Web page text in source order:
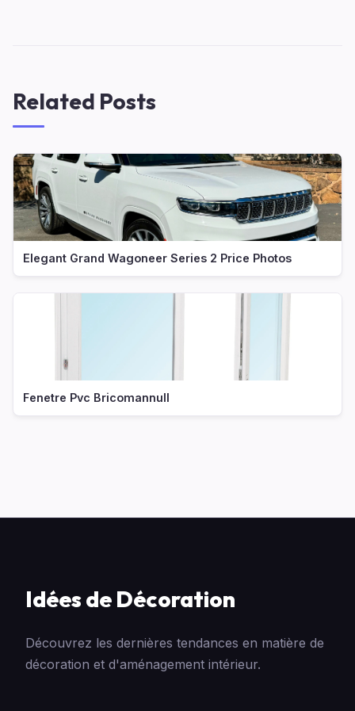
Related Posts
Elegant Grand Wagoneer Series 2 Price Photos
Fenetre Pvc Bricomannull
Idées de Décoration
Découvrez les dernières tendances en matière de
décoration et d'aménagement intérieur.